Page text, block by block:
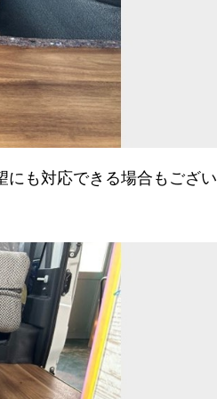
にも対応できる場合もござい